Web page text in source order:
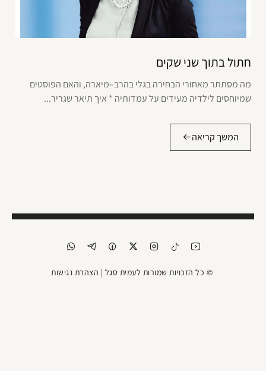
חתול בתוך שני שקים
מה מסתתר מאחורי הבחירה בגלי בהרב–מיארה, והאם הפוסטים
שמיוחסים לילדיה מעידים על עמדותיה * איך תיאר שגריר...
המשך קריאה
© כל הזכויות שמורות לעמית סגל | הצהרת נגישות